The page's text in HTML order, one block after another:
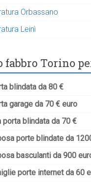
Orbassano
Leinì
fabbro Torino
blindata da 80 €
garage da 70 € euro
porta blindata da 70 €
porte blindate da
basculanti da 900
porte internet da 60